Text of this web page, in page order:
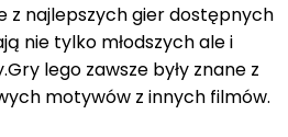
z najlepszych gier dostępnych
nie tylko młodszych ale i
lego zawsze były znane z
motywów z innych filmów.